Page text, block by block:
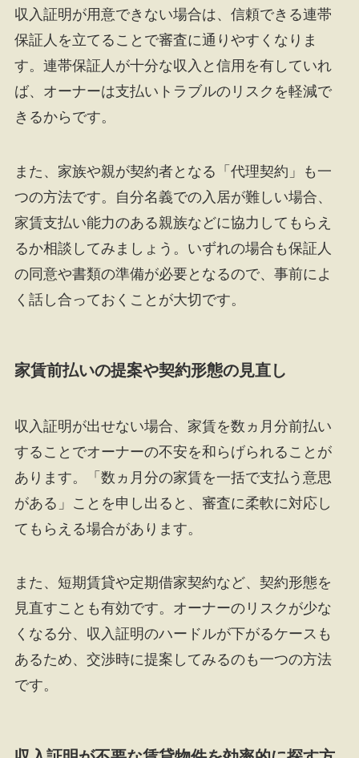
収入証明が用意できない場合は、信頼できる連帯
保証人を立てることで審査に通りやすくなりま
す。連帯保証人が十分な収入と信用を有していれ
ば、オーナーは支払いトラブルのリスクを軽減で
きるからです。
また、家族や親が契約者となる「代理契約」も一
つの方法です。自分名義での入居が難しい場合、
家賃支払い能力のある親族などに協力してもらえ
るか相談してみましょう。いずれの場合も保証人
の同意や書類の準備が必要となるので、事前によ
く話し合っておくことが大切です。
家賃前払いの提案や契約形態の見直し
収入証明が出せない場合、家賃を数ヵ月分前払い
することでオーナーの不安を和らげられることが
あります。「数ヵ月分の家賃を一括で支払う意思
がある」ことを申し出ると、審査に柔軟に対応し
てもらえる場合があります。
また、短期賃貸や定期借家契約など、契約形態を
見直すことも有効です。オーナーのリスクが少な
くなる分、収入証明のハードルが下がるケースも
あるため、交渉時に提案してみるのも一つの方法
です。